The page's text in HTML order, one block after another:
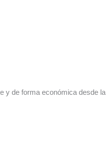
y de forma económica desde la